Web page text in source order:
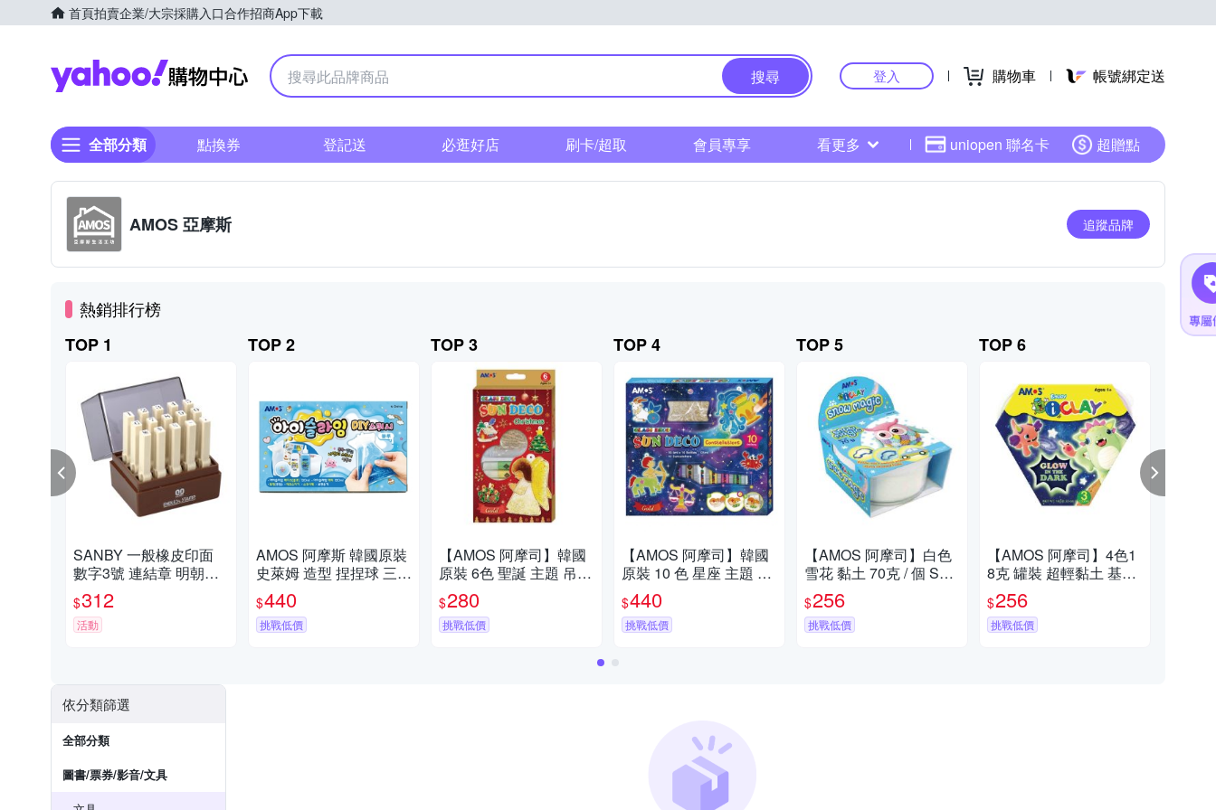
首頁拍賣企業/大宗採購入口合作招商App下載
Yahoo購物中心
搜尋 登入 購物車 帳號綁定送
全部分類 點換券 登記送 必逛好店 刷卡/超取 會員專享 看更多 uniopen 聯名卡 超贈點
AMOS 亞摩斯 追蹤品牌
熱銷排行榜
TOP 1
SANBY 一般橡皮印面
數字3號 連結章 明朝體 /
組 EN-S3
$312
活動
TOP 2
AMOS 阿摩斯 韓國原裝
史萊姆 造型 捏捏球 三角
藍 / 組 IS120P2-BL
$440
挑戰低價
TOP 3
【AMOS 阿摩司】韓國
原裝 6色 聖誕 主題 吊飾
玻璃彩繪 膠 / 組SD10P
6-CH
$280
挑戰低價
TOP 4
【AMOS 阿摩司】韓國
原裝 10 色 星座 主題 吊
飾 玻璃彩繪 膠 / 組 SD1
0P10-CL
$440
挑戰低價
TOP 5
【AMOS 阿摩司】白色
雪花 黏土 70克 / 個 SM7
$256
挑戰低價
TOP 6
【AMOS 阿摩司】4色1
8克 罐裝 超輕黏土 基本
色 / 組 IC18P4
$256
挑戰低價
依分類篩選
全部分類
圖書/票券/影音/文具